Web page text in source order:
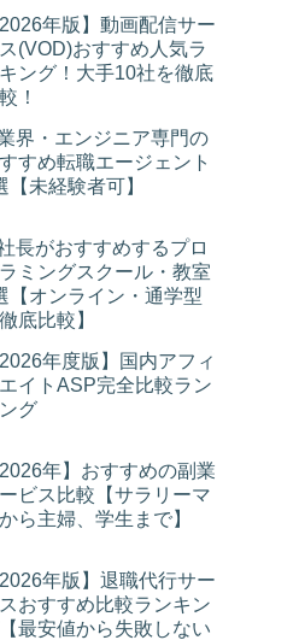
2026年版】動画配信サー
(VOD)おすすめ人気ラ
ング！大手10社を徹底
！
界・エンジニア専門の
すめ転職エージェント
【未経験者可】
長がおすすめするプロ
ミングスクール・教室
【オンライン・通学型
底比較】
2026年度版】国内アフィ
イトASP完全比較ラン
グ
2026年】おすすめの副業
ビス比較【サラリーマ
ら主婦、学生まで】
2026年版】退職代行サー
おすすめ比較ランキン
最安値から失敗しない